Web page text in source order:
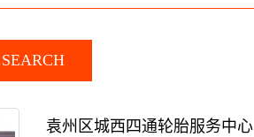
SEARCH
袁州区城西四通轮胎服务中心